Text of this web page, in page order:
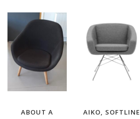
ABOUT A
AIKO, SOFTLINE